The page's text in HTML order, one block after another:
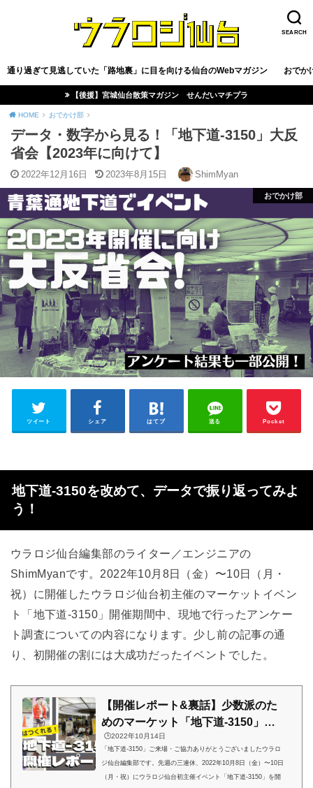
SEARCH
通り過ぎて見逃していた「路地裏」に目を向ける仙台のWebマガジン おでか
【後援】宮城仙台散策マガジン せんだいマチプラ
HOME おでかけ部
データ・数字から見る！「地下道-3150」大反
省会【2023年に向けて】
2022年12月16日 2023年8月15日 ShimMyan
おでかけ部
ツイート シェア はてブ 送る Pocket
地下道-3150を改めて、データで振り返ってみよ
う！
ウラロジ仙台編集部のライター／エンジニアの
ShimMyanです。2022年10月8日（金）〜10日（月・
祝）に開催したウラロジ仙台初主催のマーケットイベン
ト「地下道-3150」開催期間中、現地で行ったアンケー
ト調査についての内容になります。少し前の記事の通
り、初開催の割には大成功だったイベントでした。
【開催レポート&裏話】少数派のた
めのマーケット「地下道-3150」ご
来場の御礼&仙台 青葉通地下道利活
用への道のり
🕒️2022年10月14日
「地下道-3150」ご来場・ご協力ありがとうございましたウラロ
ジ仙台編集部です。先週の三連休、2022年10月8日（金）〜10日
（月・祝）にウラロジ仙台初主催イベント「地下道-3150」を開